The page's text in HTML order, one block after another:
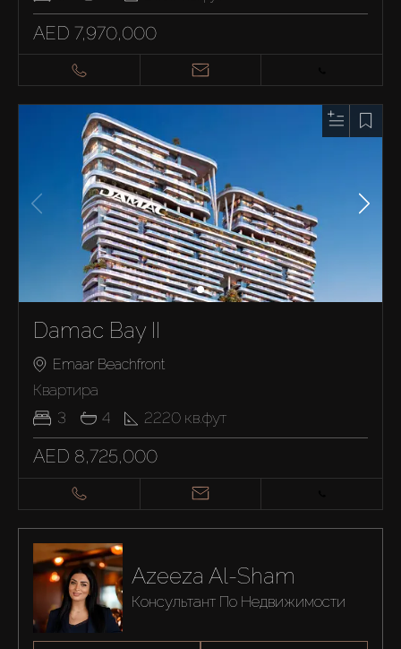
AED 7,970,000
Damac Bay II
Emaar Beachfront
Квартира
3
4 2220 кв.фут
AED 8,725,000
Azeeza Al-Sham
Консультант По Недвижимости